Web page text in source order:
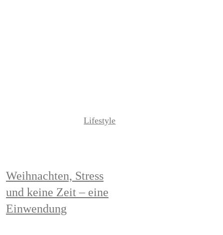
Lifestyle
Weihnachten, Stress
und keine Zeit – eine
Einwendung